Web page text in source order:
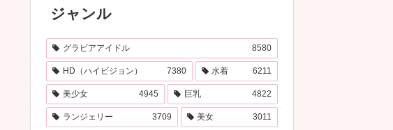
ジャンル
グラビアアイドル 8580
HD（ハイビジョン） 7380 水着 6211
美少女 4945 巨乳 4822
ランジェリー 3709 美女 3011